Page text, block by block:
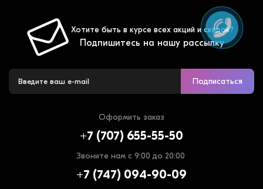
Хотите быть в курсе всех акций и скидок?
Подпишитесь на нашу рассылку
Подписаться
Оформить заказ
+7 (707) 655-55-50
Звоните нам с 9:00 до 20:00
+7 (747) 094-90-09